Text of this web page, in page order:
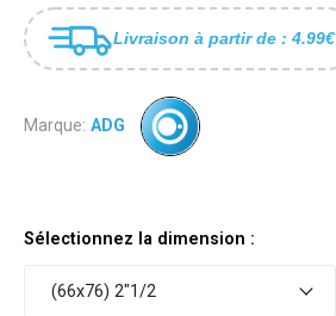
Livraison à partir de : 4.99€
Marque: ADG
Sélectionnez la dimension :
(66x76) 2"1/2